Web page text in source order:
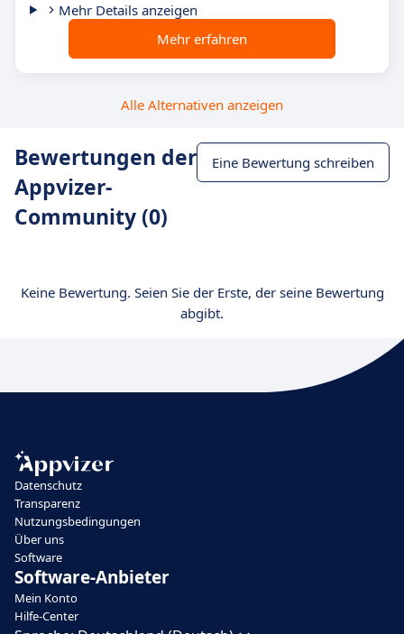
Mehr Details anzeigen
Mehr erfahren
Alle Alternativen anzeigen
Bewertungen der
Appvizer-
Community (0)
Eine Bewertung schreiben
Keine Bewertung. Seien Sie der Erste, der seine Bewertung
abgibt.
Datenschutz
Transparenz
Nutzungsbedingungen
Über uns
Software
Software-Anbieter
Mein Konto
Hilfe-Center